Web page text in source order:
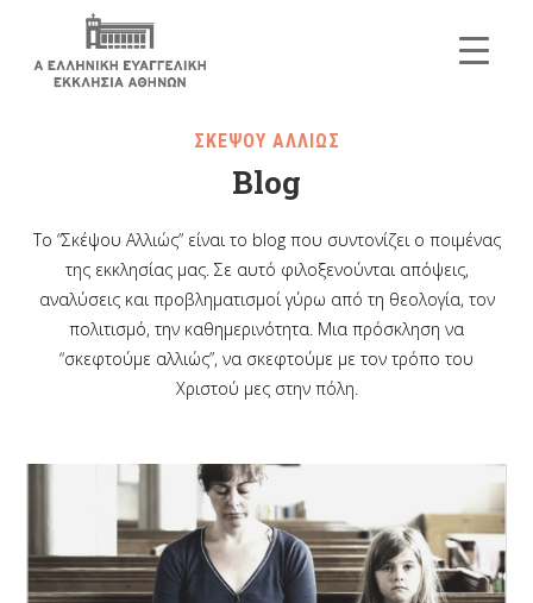
ΣΚΕΨΟΥ ΑΛΛΙΩΣ
Blog
Το “Σκέψου Αλλιώς” είναι το blog που συντονίζει ο ποιμένας
της εκκλησίας μας. Σε αυτό φιλοξενούνται απόψεις,
αναλύσεις και προβληματισμοί γύρω από τη θεολογία, τον
πολιτισμό, την καθημερινότητα. Μια πρόσκληση να
“σκεφτούμε αλλιώς”, να σκεφτούμε με τον τρόπο του
Χριστού μες στην πόλη.